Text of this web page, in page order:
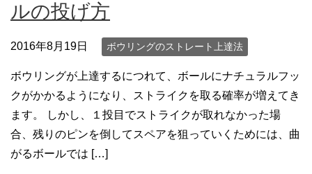
ルの投げ方
2016年8月19日 ボウリングのストレート上達法
ボウリングが上達するにつれて、ボールにナチュラルフッ
クがかかるようになり、ストライクを取る確率が増えてき
ます。 しかし、１投目でストライクが取れなかった場
合、残りのピンを倒してスペアを狙っていくためには、曲
がるボールでは […]